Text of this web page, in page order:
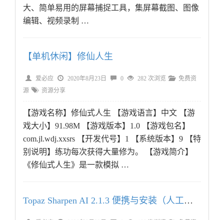
大、简单易用的屏幕捕捉工具，集屏幕截图、图像
编辑、视频录制 …
【单机休闲】修仙人生
爱必应 2020年8月23日 0 282 次浏览
免费资
源
资源分享
【游戏名称】修仙式人生 【游戏语言】中文 【游
戏大小】91.98M 【游戏版本】1.0 【游戏包名】
com.jl.wdj.xxsrs 【开发代号】1 【系统版本】9 【特
别说明】练功每次获得大量修为。 【游戏简介】
《修仙式人生》是一款模拟 …
Topaz Sharpen AI 2.1.3 便携与安装（人工智能图片模糊变清晰）